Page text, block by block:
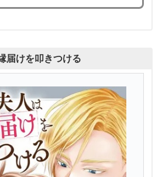
届けを叩きつける